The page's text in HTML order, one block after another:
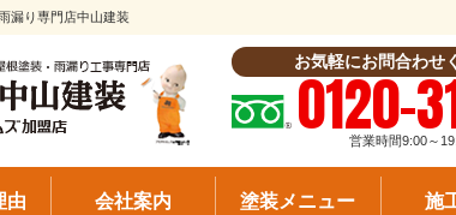
漏り専門店中山建装
お気軽にお問合わせ
0120-
営業時間9:00～
由 会社案内 塗装メニュー 施